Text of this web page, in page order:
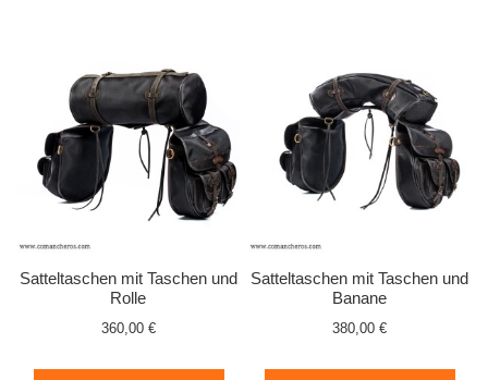
Satteltaschen mit Taschen und
Rolle
360,00 €
Satteltaschen mit Taschen und
Banane
380,00 €